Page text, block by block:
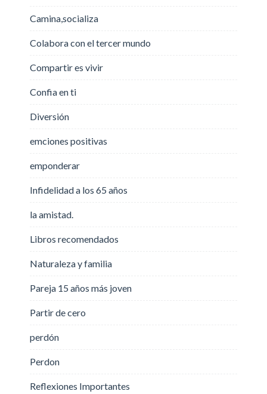
Camina,socializa
Colabora con el tercer mundo
Compartir es vivir
Confia en ti
Diversión
emciones positivas
emponderar
Infidelidad a los 65 años
la amistad.
Libros recomendados
Naturaleza y familia
Pareja 15 años más joven
Partir de cero
perdón
Perdon
Reflexiones Importantes